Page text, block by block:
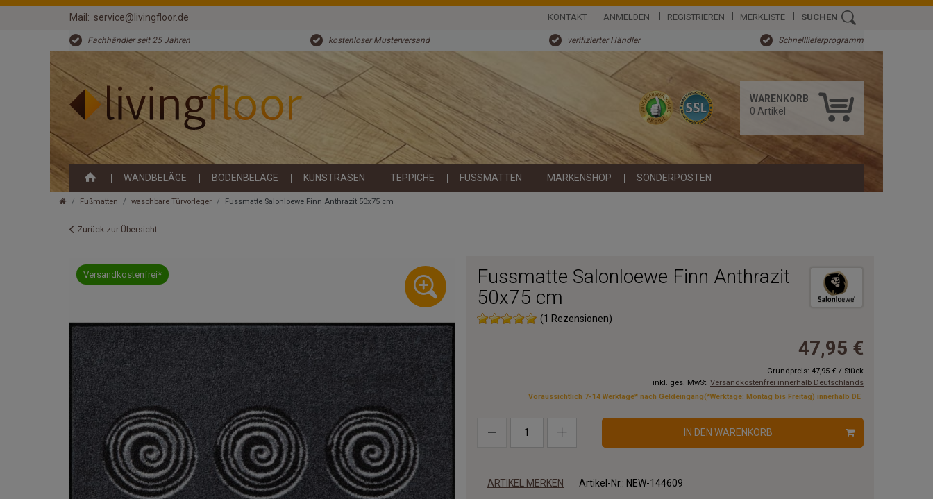
Mail: service@livingfloor.de KONTAKT ANMELDEN REGISTRIEREN MERKLISTE SUCHEN
Fachhändler seit 25 Jahren kostenloser Musterversand verifizierter Händler Schnelllieferprogramm
WARENKORB
0 Artikel
WANDBELÄGE BODENBELÄGE KUNSTRASEN TEPPICHE FUSSMATTEN MARKENSHOP SONDERPOSTEN
Fußmatten waschbare Türvorleger Fussmatte Salonloewe Finn Anthrazit 50x75 cm
Zurück zur Übersicht
Versandkostenfrei*
Fussmatte Salonloewe Finn Anthrazit
50x75 cm
(1 Rezensionen)
47,95 €
Grundpreis: 47,95 € / Stück
inkl. ges. MwSt. Versandkostenfrei innerhalb Deutschlands
Voraussichtlich 7-14 Werktage* nach Geldeingang(*Werktage: Montag bis Freitag) innerhalb DE
IN DEN WARENKORB
ARTIKEL MERKEN Artikel-Nr.: NEW-144609